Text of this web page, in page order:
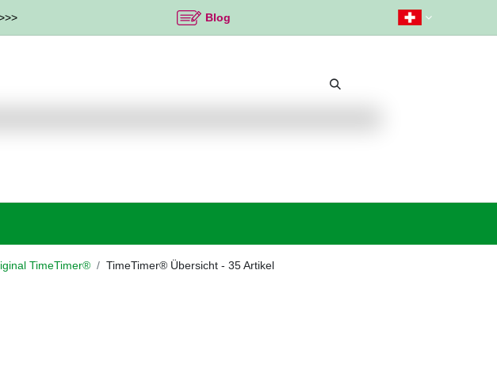
Blog
TimeTimer® TimeTimer® Übersicht- 35 Artikel